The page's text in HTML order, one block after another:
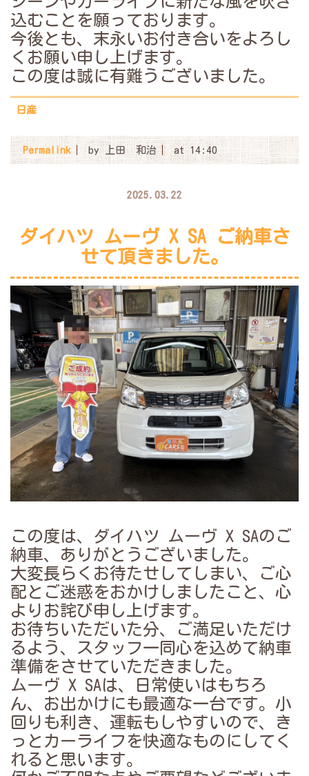
込むことを願っております。
今後とも、末永いお付き合いをよろし
くお願い申し上げます。
この度は誠に有難うございました。
日産
Permalink by 上田 和治 at 14:40
2025.03.22
ダイハツ ムーヴ X SA ご納車さ
せて頂きました。
この度は、ダイハツ ムーヴ X SAのご
納車、ありがとうございました。
大変長らくお待たせしてしまい、ご心
配とご迷惑をおかけしましたこと、心
よりお詫び申し上げます。
お待ちいただいた分、ご満足いただけ
るよう、スタッフ一同心を込めて納車
準備をさせていただきました。
ムーヴ X SAは、日常使いはもちろ
ん、お出かけにも最適な一台です。小
回りも利き、運転もしやすいので、き
っとカーライフを快適なものにしてく
れると思います。